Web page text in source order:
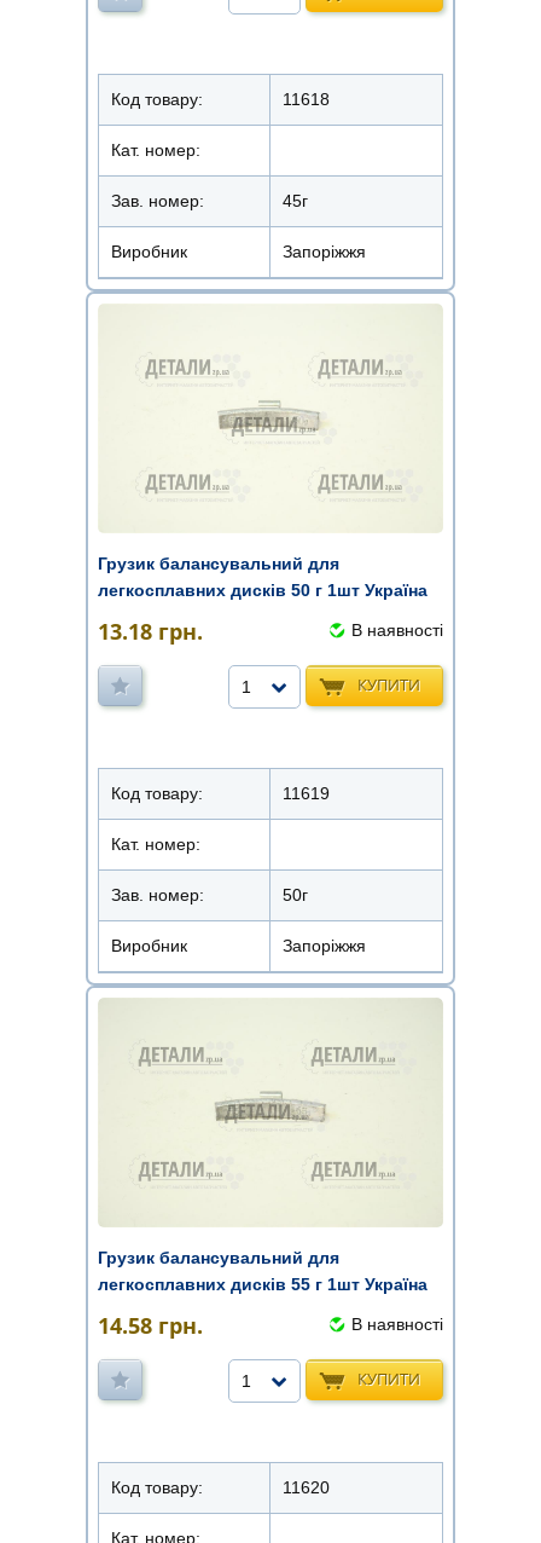
Код товару: 11618
Кат. номер:
Зав. номер: 45г
Виробник Запоріжжя
Грузик балансувальний для
легкосплавних дисків 50 г 1шт Україна
13.18 грн. В наявності
КУПИТИ
1
Код товару: 11619
Кат. номер:
Зав. номер: 50г
Виробник Запоріжжя
Грузик балансувальний для
легкосплавних дисків 55 г 1шт Україна
14.58 грн. В наявності
КУПИТИ
1
Код товару: 11620
Кат. номер: